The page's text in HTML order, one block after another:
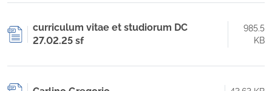
curriculum vitae et studiorum DC
27.02.25 sf
985.5
KB